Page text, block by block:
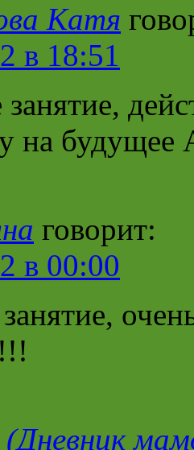
Катя
в 18:51
на будущее
говорит:
в 00:00